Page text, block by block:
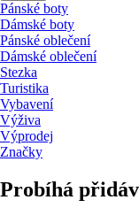
Pánské boty
Dámské boty
Pánské oblečení
Dámské oblečení
Stezka
Turistika
Vybavení
Výživa
Výprodej
Značky
Probíhá